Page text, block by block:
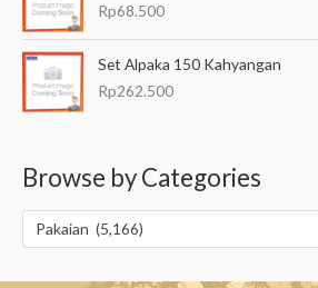
Rp68.500
Set Alpaka 150 Kahyangan
Rp262.500
Browse by Categories
Pakaian (5,166)